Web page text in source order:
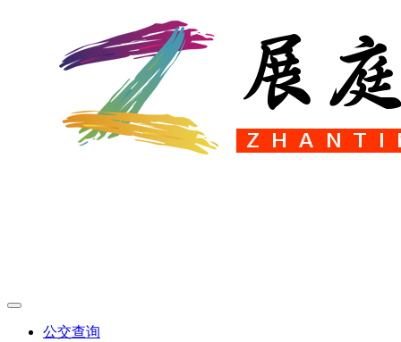
公交查询